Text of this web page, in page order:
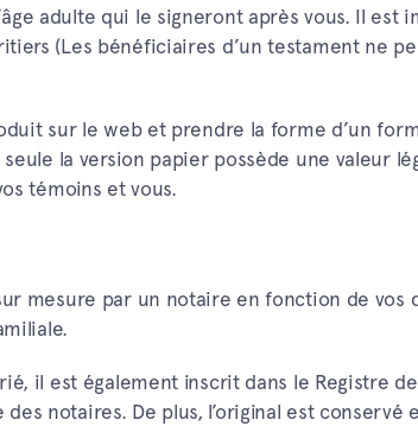
adulte qui le signeront après vous. Il
(Les bénéficiaires d’un testament ne
sur le web et prendre la forme d’un
la version papier possède une valeur
témoins et vous.
mesure par un notaire en fonction de vos
il est également inscrit dans le Registre
notaires. De plus, l’original est conservé